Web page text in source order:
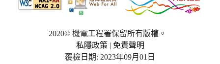
2020© 機電工程署保留所有版權。
私隱政策 | 免責聲明
覆檢日期: 2023年09月01日